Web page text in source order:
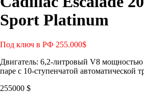
Sport Platinum
Под ключ в РФ 255.000$
Двигатель: 6,2-литровый V8
паре с 10-ступенчатой автоматической
255000 $